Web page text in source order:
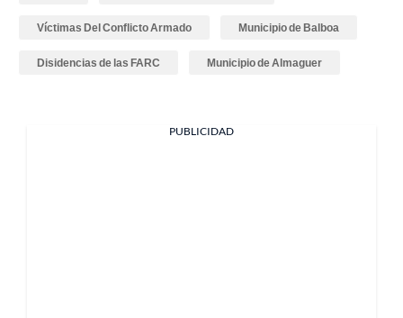
Víctimas Del Conflicto Armado Municipio de Balboa
Disidencias de las FARC Municipio de Almaguer
PUBLICIDAD